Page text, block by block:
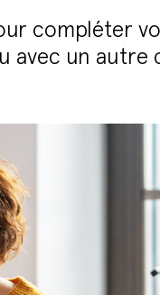
compléter
avec un autre